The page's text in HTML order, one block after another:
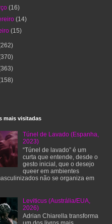
(16)
(14)
(15)
mais visitadas
Túnel de Lavado (Espanha,
2023)
“Túnel de lavado” é um
curta que entende, desde o
gesto inicial, que o desejo
queer em ambientes
não se organiza em
Leviticus (Austrália/EUA,
2026)
Adrian Chiarella transforma